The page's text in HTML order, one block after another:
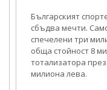
Българският
сбъдва мечти.
спечелени три
обща стойност 8
тотализатора
милиона лева.